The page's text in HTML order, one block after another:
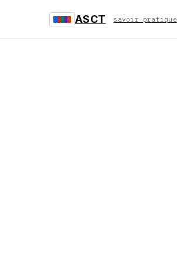
ASCT savoir pratique